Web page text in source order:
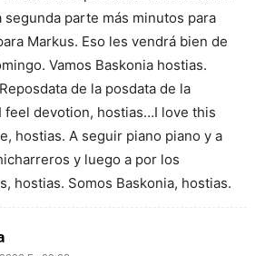
segunda parte más minutos para
Markus. Eso les vendrá bien de
Vamos Baskonia hostias.
de la posdata de la
feel devotion, hostias…I love this
hostias. A seguir piano piano y a
y luego a por los
hostias. Somos Baskonia, hostias.